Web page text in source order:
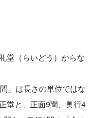
堂（らいどう）からな
」は長さの単位ではな
堂と、正面9間、奥行4